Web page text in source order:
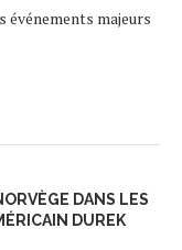
majeurs
DANS LES
DUREK